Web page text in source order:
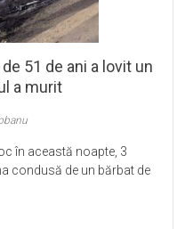
51 de ani a lovit un
a murit
în această noapte, 3
condusă de un bărbat de